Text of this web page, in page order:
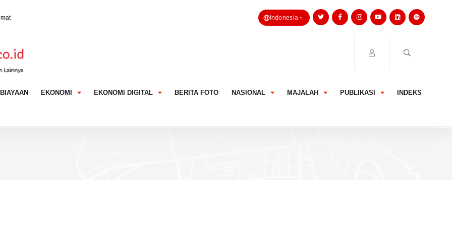
Juta Pengguna Kini Terhubung Bibit-Stockbit
BRI Insurance Bayar Klaim Asuransi Marine Hull
Indonesia
EKONOMI EKONOMI DIGITAL BERITA FOTO NASIONAL MAJALAH PUBLIKASI INDEKS